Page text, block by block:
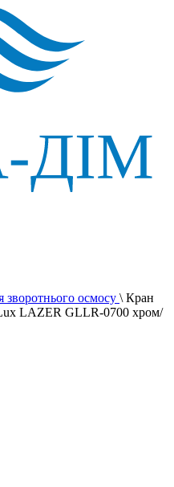
зворотнього осмосу \ Кран
LAZER GLLR-0700 хром/